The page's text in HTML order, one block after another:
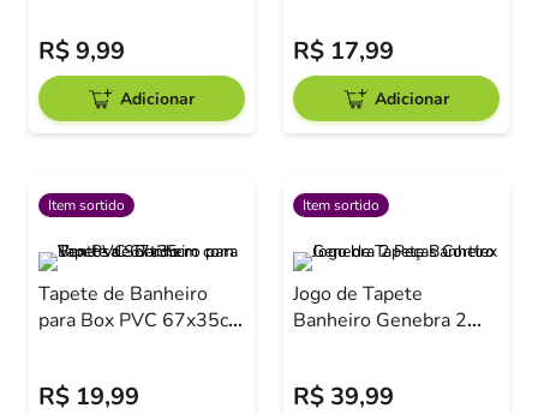
R$9,99
Adicionar
R$ 17,99
Adicionar
Item sortido
Tapete de Banheiro
para Box PVC 67x35cm
R$ 19,99
Item sortido
Jogo de Tapete
Banheiro Genebra 2
R$ 39,99